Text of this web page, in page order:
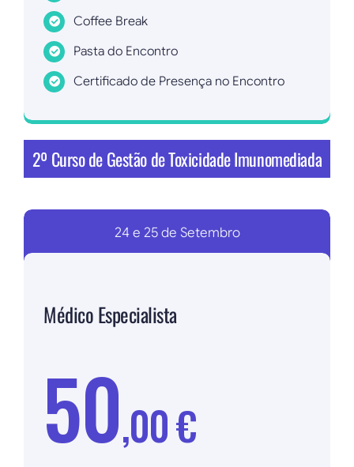
2º Curso de Gestão de Toxicidade Imunomediada
Coffee Break
Pasta do Encontro
Certificado de Presença no Encontro
24 e 25 de Setembro
Médico Especialista
50,00 €